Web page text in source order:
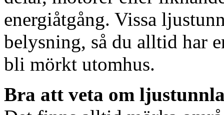
energiåtgång. Vissa
belysning, så du alltid har
bli mörkt utomhus.
Bra att veta om